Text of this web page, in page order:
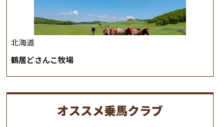
北海道
鶴居どさんこ牧場
オススメ乗馬クラブ